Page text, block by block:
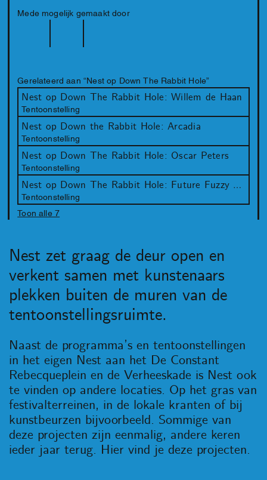
Mede mogelijk gemaakt door
Gerelateerd aan “Nest op Down The Rabbit Hole”
Nest op Down The Rabbit Hole: Willem de Haan
Tentoonstelling
Nest op Down the Rabbit Hole: Arcadia
Tentoonstelling
Nest op Down The Rabbit Hole: Oscar Peters
Tentoonstelling
Nest op Down The Rabbit Hole: Future Fuzzy Field
Tentoonstelling
Toon alle 7
Nest zet graag de deur open en
verkent samen met kunstenaars
plekken buiten de muren van de
tentoonstellingsruimte.
Naast de programma’s en tentoonstellingen
in het eigen Nest aan het De Constant
Rebecqueplein en de Verheeskade is Nest ook
te vinden op andere locaties. Op het gras van
festivalterreinen, in de lokale kranten of bij
kunstbeurzen bijvoorbeeld. Sommige van
deze projecten zijn eenmalig, andere keren
ieder jaar terug. Hier vind je deze projecten.